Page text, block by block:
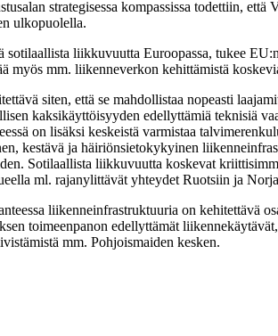
strategisessa kompassissa todettiin,
ulkopuolella.
sotilaallista liikkuvuutta Euroopassa, tukee
mm. liikenneverkon kehittämistä
siten, että se mahdollistaa nopeasti
kaksikäyttöisyyden edellyttämiä teknisiä
on lisäksi keskeistä varmistaa
kestävä ja häiriönsietokykyinen
Sotilaallista liikkuvuutta koskevat
ml. rajanylittävät yhteydet Ruotsiin ja
liikenneinfrastruktuuria on kehitettävä
toimeenpanon edellyttämät
mm. Pohjoismaiden kesken.